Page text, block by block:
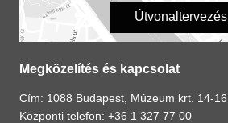
Útvonaltervezés
Megközelítés és kapcsolat
Cím: 1088 Budapest, Múzeum krt. 14-16.
Központi telefon: +36 1 327 77 00